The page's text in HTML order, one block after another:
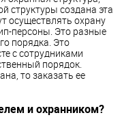
структуры создана эта
осуществлять охрану
персоны. Это разные
порядка. Это
с сотрудниками
порядок.
то заказать ее
и охранником?